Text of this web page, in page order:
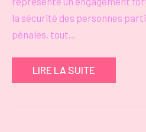
la sécurité des personnes
pénales, tout…
LIRE LA SUITE